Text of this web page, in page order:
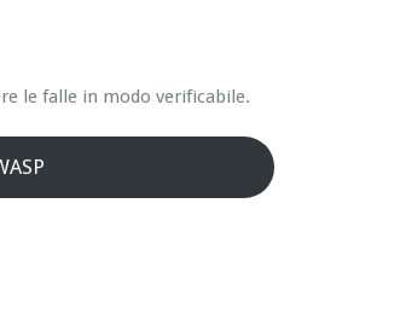
le falle in modo verificabile.